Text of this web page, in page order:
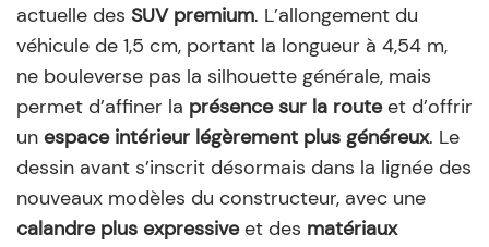
actuelle des SUV premium. L’allongement du
véhicule de 1,5 cm, portant la longueur à 4,54 m,
ne bouleverse pas la silhouette générale, mais
permet d’affiner la présence sur la routeet d’offrir
un espace intérieur légèrement plus généreux. Le
dessin avant s’inscrit désormais dans la lignée des
nouveaux modèles du constructeur, avec une
calandre plus expressiveet des matériaux